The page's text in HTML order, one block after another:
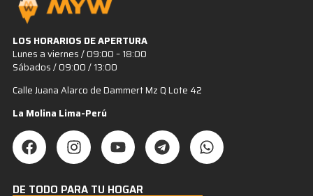
LOS HORARIOS DE APERTURA
Lunes a viernes / 09:00 – 18:00
Sábados / 09:00 / 13:00
Calle Juana Alarco de Dammert Mz Q Lote 42
La Molina Lima-Perú
DE TODO PARA TU HOGAR